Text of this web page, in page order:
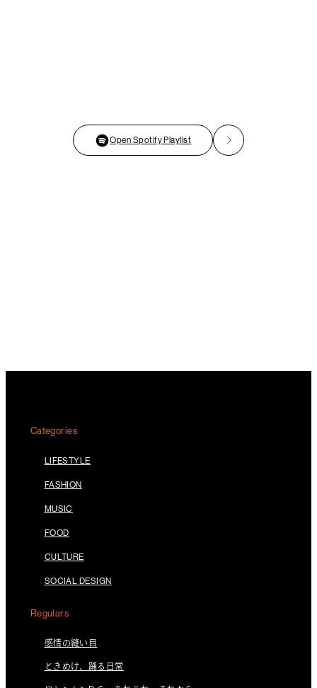
Open Spotify Playlist
Categories
LIFESTYLE
FASHION
MUSIC
FOOD
CULTURE
SOCIAL DESIGN
Regulars
感情の縫い目
ときめけ、踊る日常